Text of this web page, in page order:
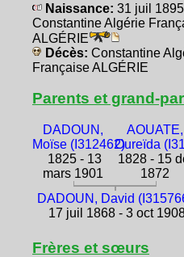
Naissance: 31 juil
Constantine Algérie
ALGÉRIE
Décès: Constantine
Française ALGÉRIE
Parents et grand-
DADOUN,
Moïse (I312462)
1825 - 13
mars 1901
AOUATE,
Oureïda
1828 - 15
1872
DADOUN, David
17 juil 1868 - 3 oct
Frères et sœurs